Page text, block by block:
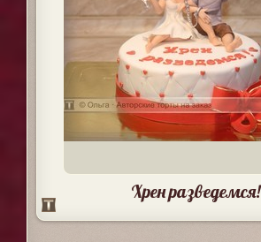
Хрен разведемся!